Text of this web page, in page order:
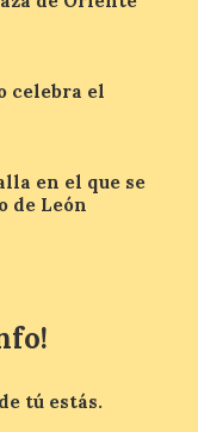
8
celebra el
en el que se
de León
tú estás.